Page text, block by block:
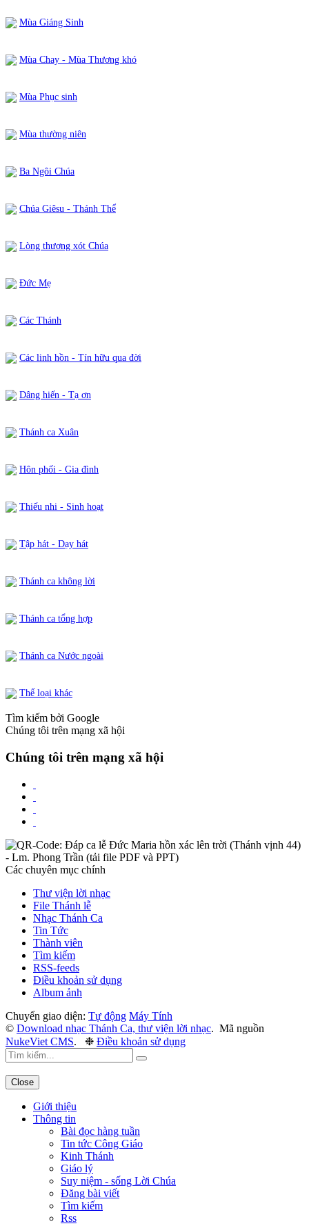
Mùa Giáng Sinh
Mùa Chay - Mùa Thương khó
Mùa Phục sinh
Mùa thường niên
Ba Ngôi Chúa
Chúa Giêsu - Thánh Thể
Lòng thương xót Chúa
Đức Mẹ
Các Thánh
Các linh hồn - Tín hữu qua đời
Dâng hiến - Tạ ơn
Thánh ca Xuân
Hôn phối - Gia đình
Thiếu nhi - Sinh hoạt
Tập hát - Dạy hát
Thánh ca không lời
Thánh ca tổng hợp
Thánh ca Nước ngoài
Thể loại khác
Tìm kiếm bởi Google
Chúng tôi trên mạng xã hội
Chúng tôi trên mạng xã hội
Các chuyên mục chính
Thư viện lời nhạc
File Thánh lễ
Nhạc Thánh Ca
Tin Tức
Thành viên
Tìm kiếm
RSS-feeds
Điều khoản sử dụng
Album ảnh
Chuyển giao diện: Tự động Máy Tính
© Download nhạc Thánh Ca, thư viện lời nhạc. Mã nguồn
NukeViet CMS. ❉ Điều khoản sử dụng
Close
Giới thiệu
Thông tin
Bài đọc hàng tuần
Tin tức Công Giáo
Kinh Thánh
Giáo lý
Suy niệm - sống Lời Chúa
Đăng bài viết
Tìm kiếm
Rss